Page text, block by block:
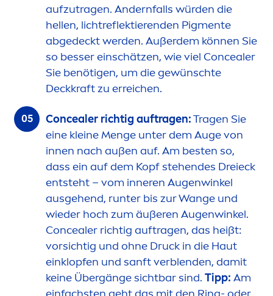
aufzutragen. Andernfalls würden die
hellen, lichtreflektierenden Pigmente
abgedeckt werden. Außerdem können Sie
so besser einschätzen, wie viel Concealer
Sie benötigen, um die gewünschte
Deckkraft zu erreichen.
Concealer richtig auftragen:Tragen Sie
eine kleineMenge unter dem Auge von
innen nach außen auf. Am besten so,
dass ein auf dem Kopf stehendes Dreieck
entsteht – vom inneren Augenwinkel
ausgehend, runter bis zur Wange und
wieder hoch zum äußeren Augenwinkel.
Concealer richtig auftragen, das heißt:
vorsichtig und ohne Druck in die Haut
einklopfen und sanft verblenden, damit
keine Übergänge sichtbar sind. Tipp: Am